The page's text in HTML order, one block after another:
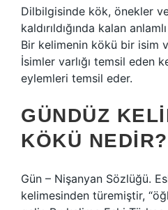
Dilbilgisinde kök, önekler
kaldırıldığında kalan
Bir kelimenin kökü bir isim
İsimler varlığı temsil eden
eylemleri temsil eder.
GÜNDÜZ
KÖKÜ NEDIR?
Gün – Nişanyan Sözlüğü.
kelimesinden türemiştir,